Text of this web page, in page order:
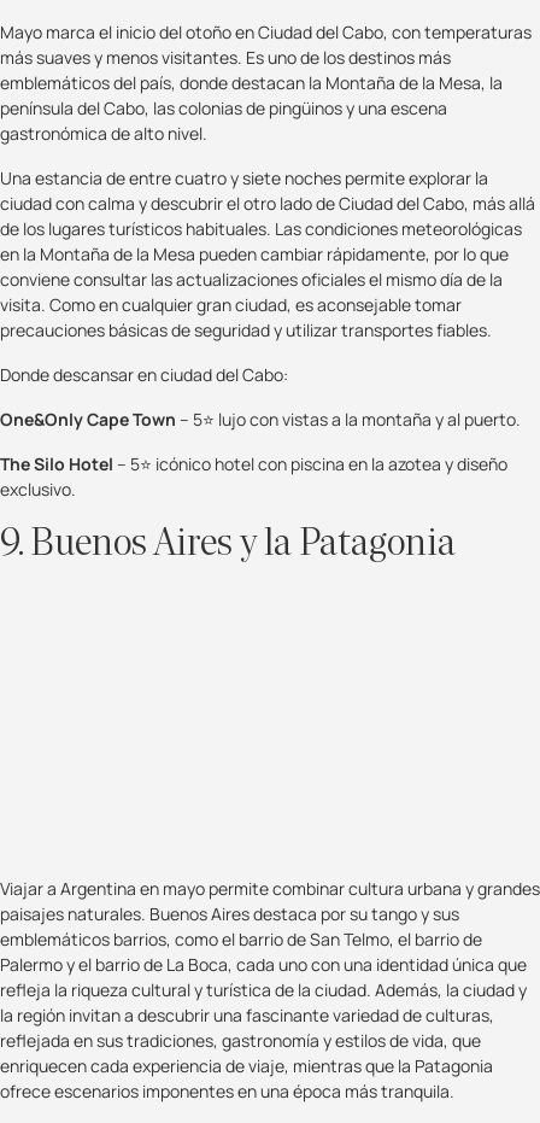
Mayo marca el inicio del otoño en Ciudad del Cabo, con temperaturas
más suaves y menos visitantes. Es uno de los destinos más
emblemáticos del país, donde destacan la Montaña de la Mesa, la
península del Cabo, las colonias de pingüinos y una escena
gastronómica de alto nivel.
Una estancia de entre cuatro y siete noches permite explorar la
ciudad con calma y descubrir el otro lado de Ciudad del Cabo, más allá
de los lugares turísticos habituales. Las condiciones meteorológicas
en la Montaña de la Mesa pueden cambiar rápidamente, por lo que
conviene consultar las actualizaciones oficiales el mismo día de la
visita. Como en cualquier gran ciudad, es aconsejable tomar
precauciones básicas de seguridad y utilizar transportes fiables.
Donde descansar en ciudad del Cabo:
One&Only Cape Town – 5⭐ lujo con vistas a la montaña y al puerto.
The Silo Hotel – 5⭐ icónico hotel con piscina en la azotea y diseño
exclusivo.
9. Buenos Aires y la Patagonia
Viajar a Argentina en mayo permite combinar cultura urbana y grandes
paisajes naturales. Buenos Aires destaca por su tango y sus
emblemáticos barrios, como el barrio de San Telmo, el barrio de
Palermo y el barrio de La Boca, cada uno con una identidad única que
refleja la riqueza cultural y turística de la ciudad. Además, la ciudad y
la región invitan a descubrir una fascinante variedad de culturas,
reflejada en sus tradiciones, gastronomía y estilos de vida, que
enriquecen cada experiencia de viaje, mientras que la Patagonia
ofrece escenarios imponentes en una época más tranquila.